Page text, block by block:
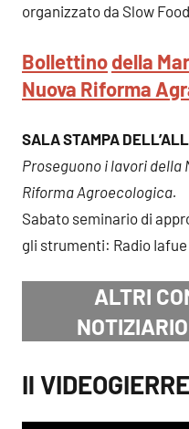
organizzato da Slow
Bollettinodella
Nuova Riforma
SALA STAMPA
Proseguono i lavori della
Riforma Agroecologica.
Sabato seminario di
gli strumenti: Radio Iafue
ALTRI
Il